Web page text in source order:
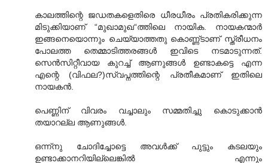
കാലത്തിന്റെ ജഡതകളെതിരെ ധീരധീരം പ്രതികരിക്കുന്ന
മിടുക്കിയാണ് “മുഖാമുഖ“ത്തിലെ നായിക. നായകന്മാര്‍
ഇങ്ങനെയൊന്നും ചെയ്യാത്തതു കൊണ്ണ്ടാണ് സ്ത്രീധനം
പോലത്ത തെമ്മാടിത്തരങ്ങള്‍ ഇവിടെ നടമാടുന്നത്.
സെന്‍സിറ്റീവായ കുറച്ച് ആണുങ്ങള്‍ ഉണ്ടാകട്ടെ എന്ന
എന്റെ (വിഫല?)സ്വപ്നത്തിന്റെ പ്രതീകമാണ് ഇതിലെ
നായകന്‍.
പെണ്ണിന് വിവരം വച്ചാലും സമ്മതിച്ചു കൊടുക്കാന്‍
തയാറല്ല ആണുങ്ങള്‍.
ഒന്ന്നു ചോദിച്ചോട്ടെ അവള്‍ക്ക് പുട്ടും കടലയും
ഉണ്ടാക്കാനറിയില്ലെങ്കില്‍ എന്നും